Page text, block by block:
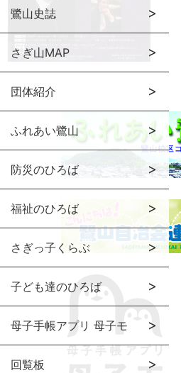
鷺山史誌
さぎ山MAP
団体紹介
ふれあい鷺山
防災のひろば
福祉のひろば
さぎっ子くらぶ
子ども達のひろば
母子手帳アプリ 母子モ
回覧板